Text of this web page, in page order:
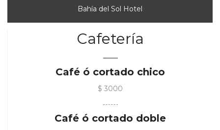
Bahía del Sol Hotel
Cafetería
Café ó cortado chico
$ 3000
Café ó cortado doble